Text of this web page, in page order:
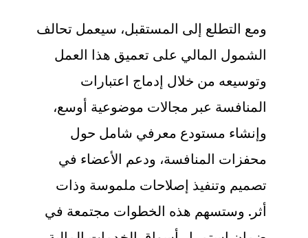
ومع التطلع إلى المستقبل، سيعمل تحالف
الشمول المالي على تعميق هذا العمل
وتوسيعه من خلال إدماج اعتبارات
المنافسة عبر مجالات موضوعية أوسع،
وإنشاء مستودع معرفي شامل حول
محفزات المنافسة، ودعم الأعضاء في
تصميم وتنفيذ إصلاحات ملموسة وذات
أثر. وستسهم هذه الخطوات مجتمعة في